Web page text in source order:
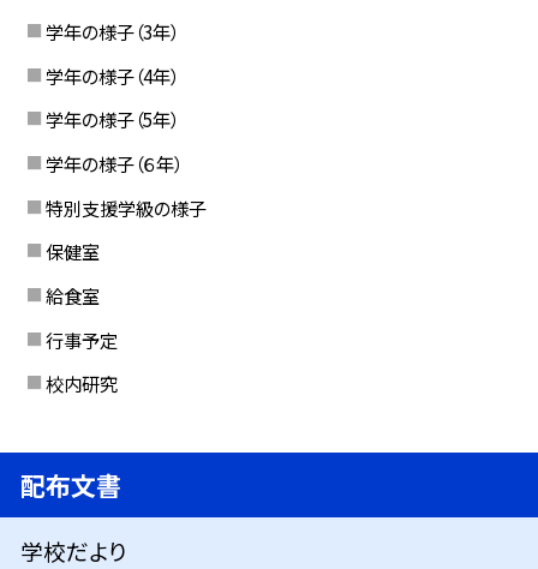
学年の様子（3年）
学年の様子（4年）
学年の様子（5年）
学年の様子（６年）
特別支援学級の様子
保健室
給食室
行事予定
校内研究
配布文書
学校だより